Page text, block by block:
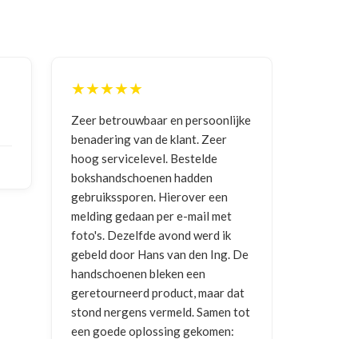
betrouwbaar en persoonlijke
van de klant. Zeer
servicelevel. Bestelde
hadden
Hierover een
gedaan per e-mail met
Dezelfde avond werd ik
door Hans van den Ing. De
bleken een
product, maar dat
nergens vermeld. Samen tot
goede oplossing gekomen:
Goede